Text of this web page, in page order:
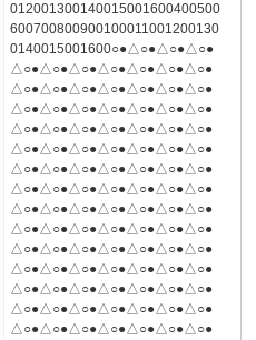
012001300140015001600400500
600700800900100011001200130
0140015001600○●△○●△○●△○●
△○●△○●△○●△○●△○●△○●△○●
△○●△○●△○●△○●△○●△○●△○●
△○●△○●△○●△○●△○●△○●△○●
△○●△○●△○●△○●△○●△○●△○●
△○●△○●△○●△○●△○●△○●△○●
△○●△○●△○●△○●△○●△○●△○●
△○●△○●△○●△○●△○●△○●△○●
△○●△○●△○●△○●△○●△○●△○●
△○●△○●△○●△○●△○●△○●△○●
△○●△○●△○●△○●△○●△○●△○●
△○●△○●△○●△○●△○●△○●△○●
△○●△○●△○●△○●△○●△○●△○●
△○●△○●△○●△○●△○●△○●△○●
△○●△○●△○●△○●△○●△○●△○●